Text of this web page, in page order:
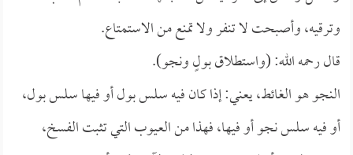
وترقيه، وأصبحت لا تنفر ولا تمنع من الاستمتاع.
قال رحمه الله: (واستطلاق بولٍ ونجو).
النجو هو الغائط، يعني: إذا كان فيه سلس بول أو فيها سلس بول،
أو فيه سلس نجو أو فيها، فهذا من العيوب التي تثبت الفسخ،